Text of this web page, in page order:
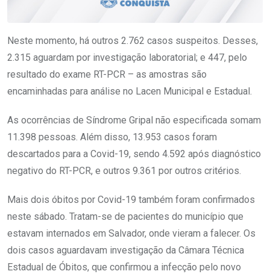
Neste momento, há outros 2.762 casos suspeitos. Desses,
2.315 aguardam por investigação laboratorial; e 447, pelo
resultado do exame RT-PCR – as amostras são
encaminhadas para análise no Lacen Municipal e Estadual.
As ocorrências de Síndrome Gripal não especificada somam
11.398 pessoas. Além disso, 13.953 casos foram
descartados para a Covid-19, sendo 4.592 após diagnóstico
negativo do RT-PCR, e outros 9.361 por outros critérios.
Mais dois óbitos por Covid-19 também foram confirmados
neste sábado. Tratam-se de pacientes do município que
estavam internados em Salvador, onde vieram a falecer. Os
dois casos aguardavam investigação da Câmara Técnica
Estadual de Óbitos, que confirmou a infecção pelo novo